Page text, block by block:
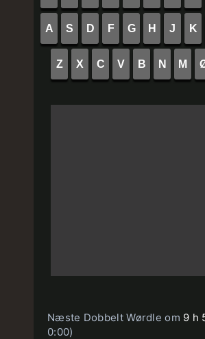
A S D F G H J K
Z X C V B N M
Næste Dobbelt Wørdle om 9 h
0:00)